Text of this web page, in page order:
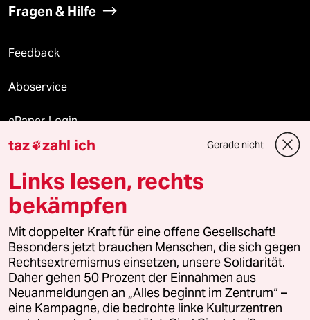
Fragen & Hilfe
Feedback
Aboservice
ePaper Login
Downloads für Abonnierende
© 2026 taz Verlags und Vertriebs GmbH
Alle Rechte vorbehalten. Bei rechtlichen Fragen oder für Genehmigungen
wenden Sie sich bitte an
lizenzen@taz.de
Feedback Redaktionsstatut Kommune-Richtlinien
taz zahl ich Gerade nicht
Links lesen, rechts
bekämpfen
Mit doppelter Kraft für eine offene Gesellschaft!
Besonders jetzt brauchen Menschen, die sich gegen
Rechtsextremismus einsetzen, unsere Solidarität.
Daher gehen 50 Prozent der Einnahmen aus
Neuanmeldungen an „Alles beginnt im Zentrum“ –
eine Kampagne, die bedrohte linke Kulturzentren